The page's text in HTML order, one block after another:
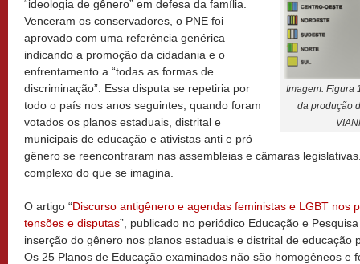
Imagem: Figura
da produção
“ideologia de gênero” em defesa da família.
Venceram os conservadores, o PNE foi
aprovado com uma referência genérica
indicando a promoção da cidadania e o
enfrentamento a “todas as formas de
discriminação”. Essa disputa se repetiria por
todo o país nos anos seguintes, quando foram
votados os planos estaduais, distrital e
municipais de educação e ativistas anti e pró
gênero se reencontraram nas assembleias e câmaras
complexo do que se imagina.
O artigo “Discurso antigênero e agendas feministas e LGBT nos
tensões e disputas”, publicado no periódico Educação e
inserção do gênero nos planos estaduais e distrital de educação
Os 25 Planos de Educação examinados não são homogêneos e